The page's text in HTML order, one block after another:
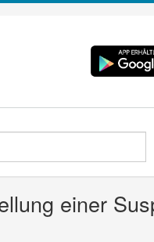
einer